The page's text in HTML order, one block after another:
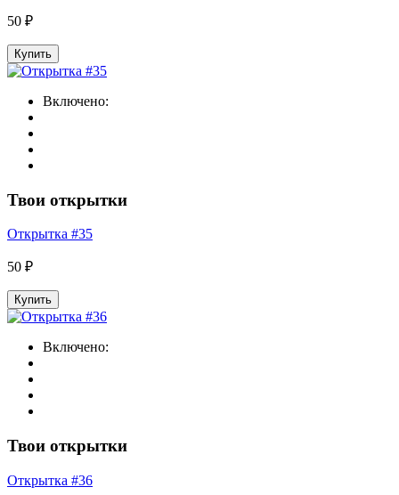
50 ₽
Купить
Включено:
Твои открытки
Открытка #35
50 ₽
Купить
Включено:
Твои открытки
Открытка #36